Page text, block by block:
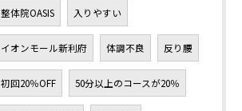
整体院OASIS 入りやすい
イオンモール新利府 体調不良 反り腰
初回20％OFF 50分以上のコースが20％